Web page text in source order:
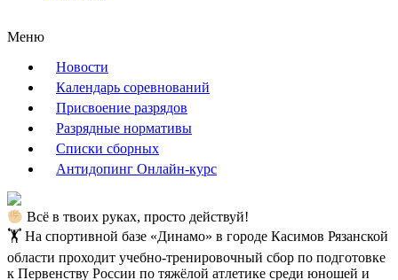
Меню
Новости
Календарь соревнований
Присвоение разрядов
Разрядные нормативы
Списки сборных
Антидопинг Онлайн-курс
Всё в твоих руках, просто действуй!
🏋️ На спортивной базе «Динамо» в городе Касимов Рязанской
области проходит учебно-тренировочный сбор по подготовке
к Первенству России по тяжёлой атлетике среди юношей и